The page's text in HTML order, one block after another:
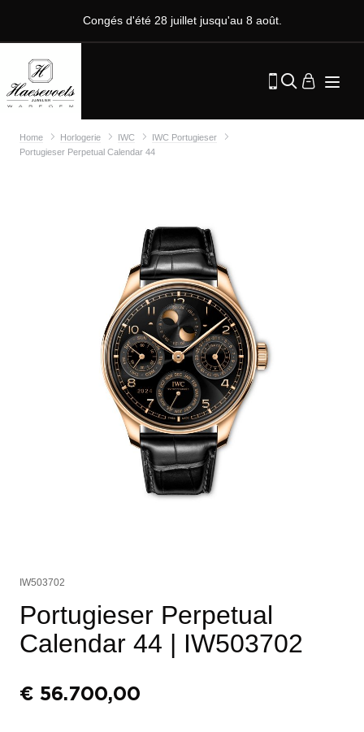
Congés d'été 28 juillet jusqu'au 8 août.
Home Horlogerie IWC
IWC Portugieser
Portugieser Perpetual Calendar 44
IW503702
Portugieser Perpetual
Calendar 44 | IW503702
€ 56.700,00